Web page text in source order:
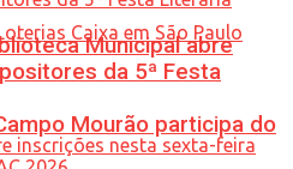
Mourão participa do
Municipal abre
da 5ª Festa